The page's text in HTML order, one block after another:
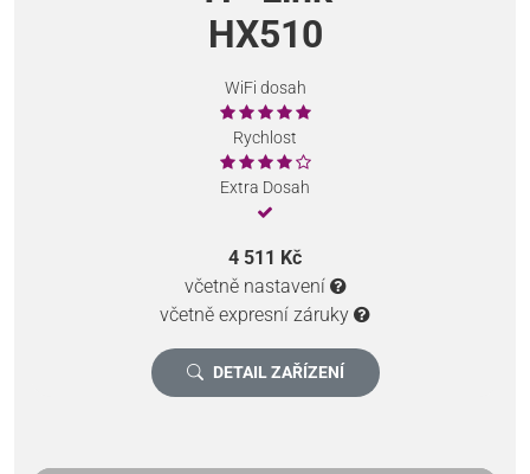
HX510
WiFi dosah
Rychlost
Extra Dosah
4 511 Kč
včetně nastavení
včetně expresní záruky
DETAIL ZAŘÍZENÍ